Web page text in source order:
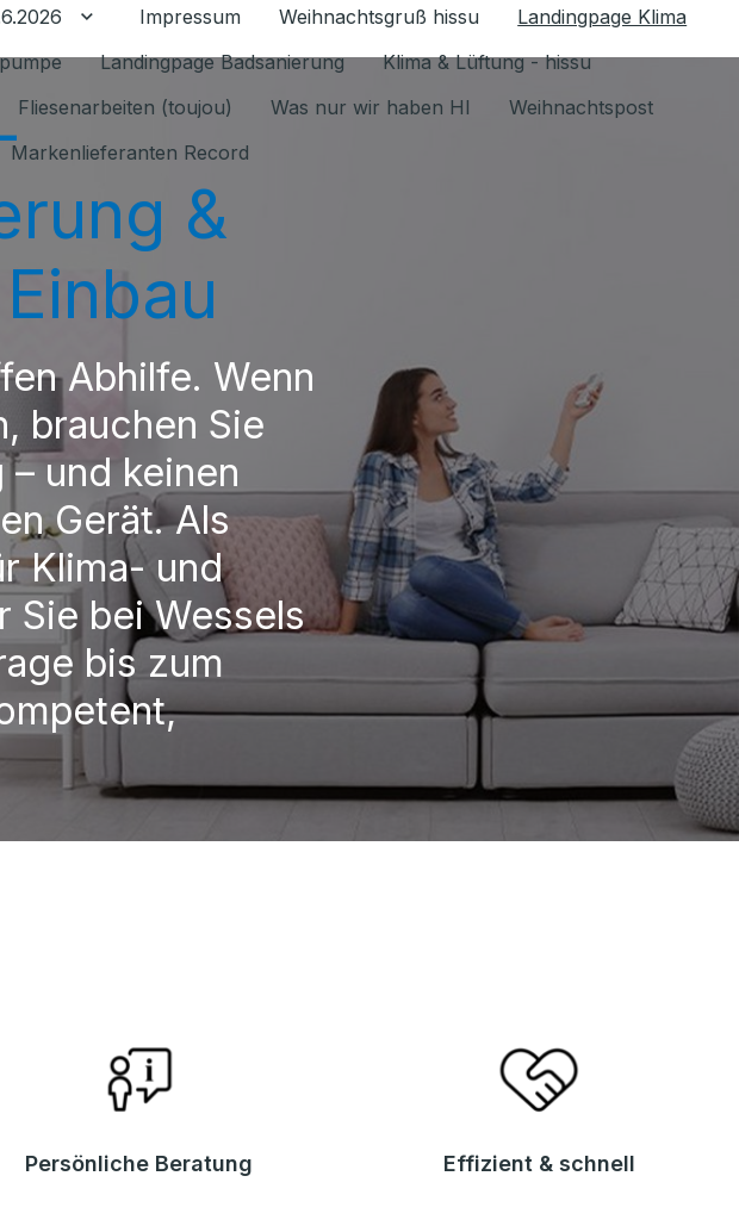
umschalten
Untermenü für Datenschutz 1.6.2026 umschalten
Impressum Weihnachtsgruß hissu
Landingpage Klima
Landingpage Badsanierung
Klima & Lüftung - hissu
Fliesenarbeiten (toujou) Was nur wir haben HI
Weihnachtspost
Markenlieferanten Record
&
Abhilfe. Wenn
brauchen Sie
und keinen
Gerät. Als
Klima- und
Sie bei Wessels
bis zum
Persönliche Beratung Effizient & schnell